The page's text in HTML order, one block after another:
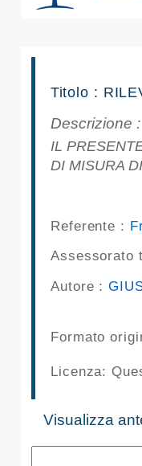
Ultimi
Report
pubblicazioni
Archivio
Linee
Data
Titolo :
Descrizione :
IL PRESENTE DATASET ESPONE I DATI DI RILEVAMENTO DELLA QUALITÀ DELL'ARIA DEL COMUNE DI PALERMO RILEVATI DALLE 9 STAZIONI
DI MISURA
Referente :
Assessorato
Autore :
Formato
Licenza:
Visualizza